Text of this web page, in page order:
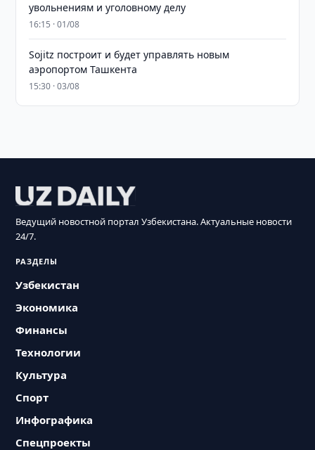
увольнениям и уголовному делу
16:15 · 01/08
Sojitz построит и будет управлять новым
аэропортом Ташкента
15:30 · 03/08
Ведущий новостной портал Узбекистана. Актуальные новости
24/7.
РАЗДЕЛЫ
Узбекистан
Экономика
Финансы
Технологии
Культура
Спорт
Инфографика
Спецпроекты